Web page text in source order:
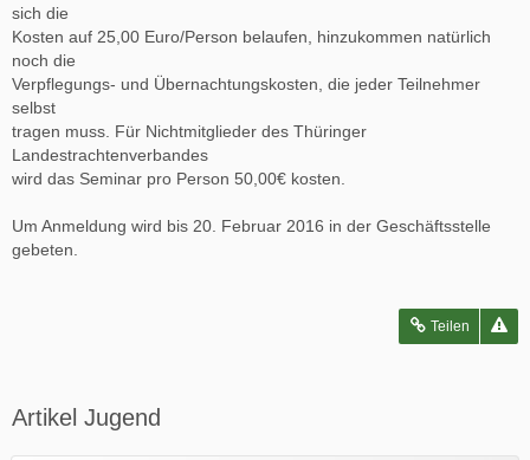
sich die
Kosten auf 25,00 Euro/Person belaufen, hinzukommen natürlich
noch die
Verpflegungs- und Übernachtungskosten, die jeder Teilnehmer
selbst
tragen muss. Für Nichtmitglieder des Thüringer
Landestrachtenverbandes
wird das Seminar pro Person 50,00€ kosten.
Um Anmeldung wird bis 20. Februar 2016 in der Geschäftsstelle
gebeten.
Teilen
Artikel Jugend